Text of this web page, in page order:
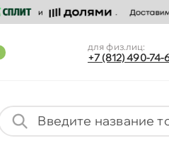
для физ.лиц:
+7 (812) 490-74-